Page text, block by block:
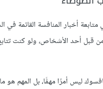
أخبار المنافسة القائمة في
أحد الأشخاص، ولو كنت
ليس أمرًا مهمًّا، بل المهم هو